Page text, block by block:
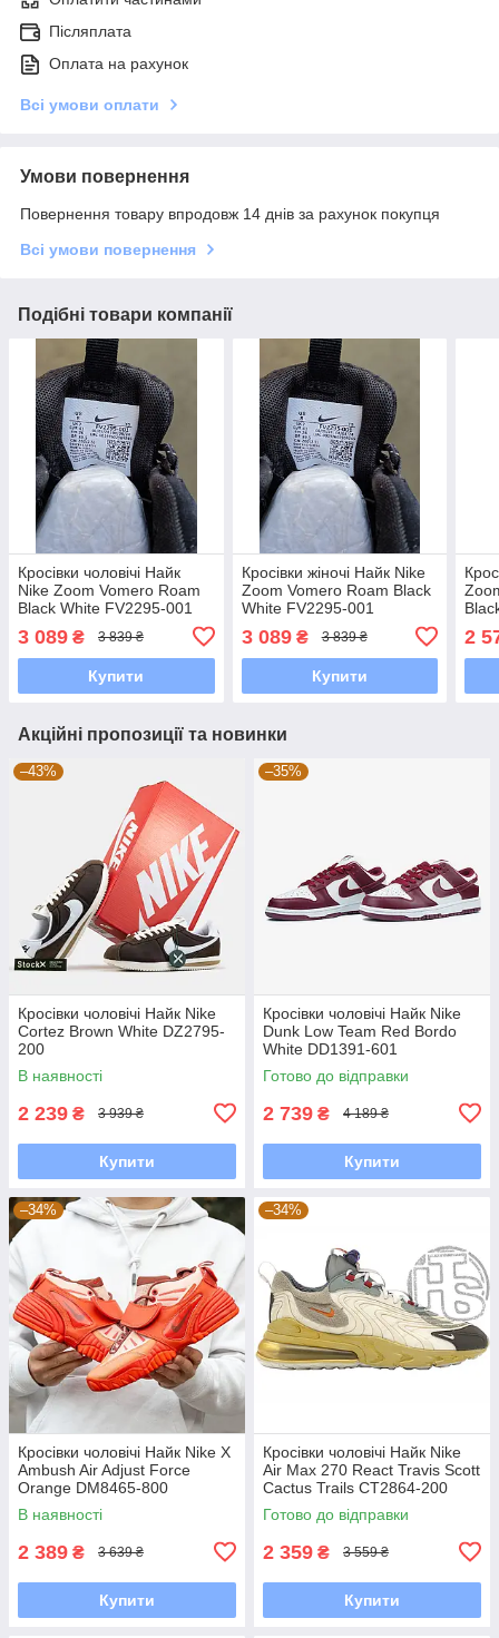
Післяплата
Оплата на рахунок
Всі умови оплати
Умови повернення
Повернення товару впродовж 14 днів за рахунок покупця
Всі умови повернення
Подібні товари компанії
Кросівки чоловічі Найк
Nike Zoom Vomero Roam
Black White FV2295-001
3 089 ₴ 3 839 ₴
Купити
Кросівки жіночі Найк Nike
Zoom Vomero Roam Black
White FV2295-001
3 089₴ 3 839 ₴
Купити
2
Акційні пропозиції та новинки
–43%
Кросівки чоловічі Найк Nike
Cortez Brown White DZ2795-
200
В наявності
2 239 ₴ 3 939 ₴
Купити
–35%
Кросівки чоловічі Найк Nike
Dunk Low Team Red Bordo
White DD1391-601
Готово до відправки
2 739 ₴ 4 189 ₴
Купити
–34%
Кросівки чоловічі Найк Nike X
Ambush Air Adjust Force
Orange DM8465-800
В наявності
2 389 ₴ 3 639 ₴
Купити
–34%
Кросівки чоловічі Найк Nike
Air Max 270 React Travis Scott
Cactus Trails CT2864-200
Готово до відправки
2 359 ₴ 3 559 ₴
Купити